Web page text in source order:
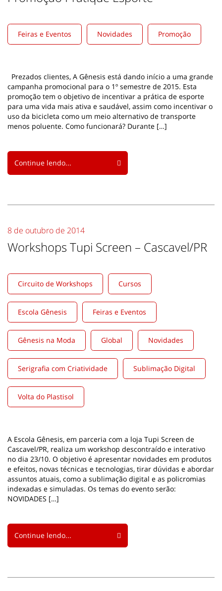
Feiras e Eventos Novidades Promoção
Prezados clientes, A Gênesis está dando início a uma grande
campanha promocional para o 1º semestre de 2015. Esta
promoção tem o objetivo de incentivar a prática de esporte
para uma vida mais ativa e saudável, assim como incentivar o
uso da bicicleta como um meio alternativo de transporte
menos poluente. Como funcionará? Durante […]
Continue lendo...
8 de outubro de 2014
Workshops Tupi Screen – Cascavel/PR
Circuito de Workshops Cursos
Escola Gênesis Feiras e Eventos
Gênesis na Moda Global Novidades
Serigrafia com Criatividade Sublimação Digital
Volta do Plastisol
A Escola Gênesis, em parceria com a loja Tupi Screen de
Cascavel/PR, realiza um workshop descontraído e interativo
no dia 23/10. O objetivo é apresentar novidades em produtos
e efeitos, novas técnicas e tecnologias, tirar dúvidas e abordar
assuntos atuais, como a sublimação digital e as policromias
indexadas e simuladas. Os temas do evento serão:
NOVIDADES […]
Continue lendo...